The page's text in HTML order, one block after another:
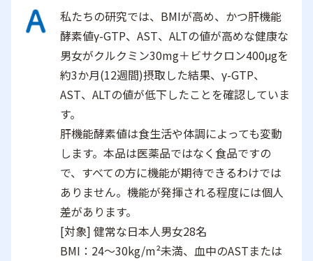
私たちの研究では、BMIが高め、かつ肝機能
酵素値γ-GTP、AST、ALTの値が高めな健康な
男女がクルクミン30mg＋ビサクロン400μgを
約3か月(12週間)摂取した結果、γ-GTP、
AST、ALTの値が低下したことを確認していま
す。
肝機能酵素値は食生活や体調によっても変動
します。本品は医薬品ではなく食品ですの
で、すべての方に機能が期待できるわけでは
ありません。機能が発揮される程度には個人
差があります。
[対象] 健常な日本人男女28名
BMI：24〜30kg/m²未満、血中のASTまたは